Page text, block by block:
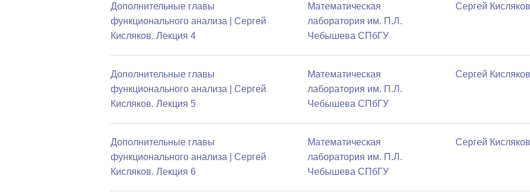
Дополнительные главы
функционального анализа | Сергей
Кисляков. Лекция 4
Математичеcкая
лаборатория им. П.Л.
Чебышева СПбГУ
Сергей Кисляков
Дополнительные главы
функционального анализа | Сергей
Кисляков. Лекция 5
Математичеcкая
лаборатория им. П.Л.
Чебышева СПбГУ
Сергей Кисляков
Дополнительные главы
функционального анализа | Сергей
Кисляков. Лекция 6
Математичеcкая
лаборатория им. П.Л.
Чебышева СПбГУ
Сергей Кисляков